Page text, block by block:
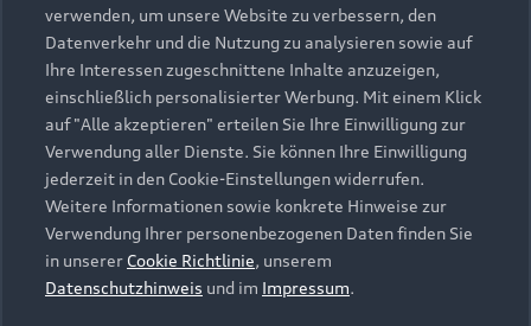
Plug-in-Hybride
Gebrauchtwagen
Finanzierung
Aktionen & Angebote
Geschäftskunden
Saisonale Angebote
Audi Services
Garantie
Audi digital services
myAudi
Support
Kundenservice
Händlersuche
Audi Code
Häufige Fragen (FAQ)
Audi Online Beratung
Über Audi
Unternehmen
Karriere
Investor Relations
Presse & Media Center
© 2026 AUDI AG. Alle Rechte vorbehalten
verwenden, um unsere Website zu verbessern, den
Datenverkehr und die Nutzung zu analysieren sowie auf
Ihre Interessen zugeschnittene Inhalte anzuzeigen,
einschließlich personalisierter Werbung. Mit einem Klick
auf "Alle akzeptieren" erteilen Sie Ihre Einwilligung zur
Verwendung aller Dienste. Sie können Ihre Einwilligung
jederzeit in den Cookie-Einstellungen widerrufen.
Weitere Informationen sowie konkrete Hinweise zur
Verwendung Ihrer personenbezogenen Daten finden Sie
in unserer Cookie Richtlinie, unserem
Datenschutzhinweis und im Impressum.